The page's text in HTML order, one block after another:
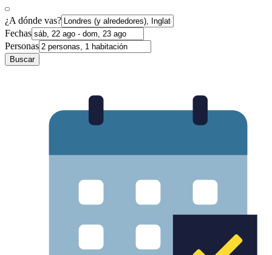
¿A dónde vas?
Fechas
Personas
Buscar